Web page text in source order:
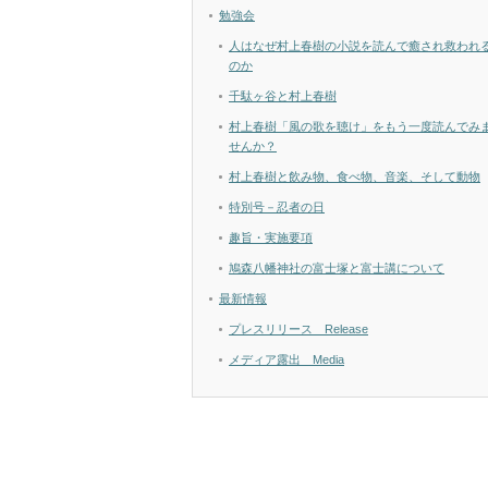
勉強会
人はなぜ村上春樹の小説を読んで癒され救われ
のか
千駄ヶ谷と村上春樹
村上春樹「風の歌を聴け」をもう一度読んでみ
せんか？
村上春樹と飲み物、食べ物、音楽、そして動物
特別号－忍者の日
趣旨・実施要項
鳩森八幡神社の富士塚と富士講について
最新情報
プレスリリース Release
メディア露出 Media